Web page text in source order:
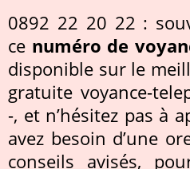
0892 22 20 22 :
ce numéro de
disponible sur le
gratuite voyance-
-, et n’hésitez pas à
avez besoin d’une
conseils avisés,